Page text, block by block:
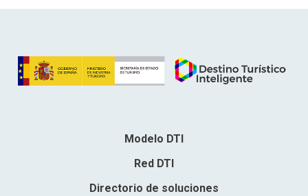
Modelo DTI
Red DTI
Directorio de soluciones